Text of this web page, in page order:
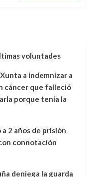
voluntades
a indemnizar a
cáncer que falleció
porque tenía la
2 años de prisión
connotación
deniega la guarda